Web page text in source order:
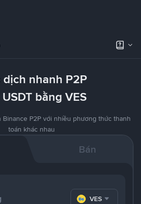
dịch nhanh P2P
bằng VES
Binance P2P với nhiều phương thức thanh
toán khác nhau
Bán
VES